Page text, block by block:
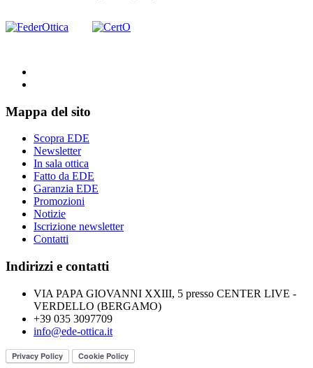
Mappa del sito
Scopra EDE
Newsletter
In sala ottica
Fatto da EDE
Garanzia EDE
Promozioni
Notizie
Iscrizione newsletter
Contatti
Indirizzi e contatti
VIA PAPA GIOVANNI XXIII, 5 presso CENTER LIVE -
VERDELLO (BERGAMO)
+39 035 3097709
info@ede-ottica.it